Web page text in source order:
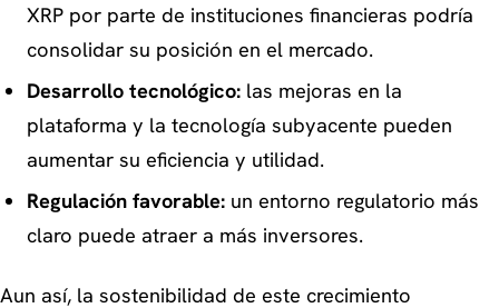
XRP por parte de instituciones financieras podría
consolidar su posición en el mercado.
Desarrollo tecnológico:las mejoras en la
plataforma y la tecnología subyacente pueden
aumentar su eficiencia y utilidad.
Regulación favorable:un entorno regulatorio más
claro puede atraer a más inversores.
Aun así, la sostenibilidad de este crecimiento